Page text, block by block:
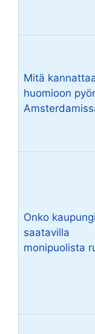
Mitä
huomioon
Onko
saatavilla
monipuolista